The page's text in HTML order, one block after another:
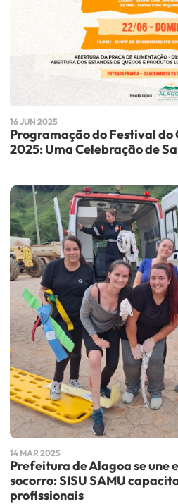
16 JUN 2025
Programação do Festival do
2025: Uma Celebração de
14 MAR 2025
Prefeitura de Alagoa se une
socorro: SISU SAMU
profissionais